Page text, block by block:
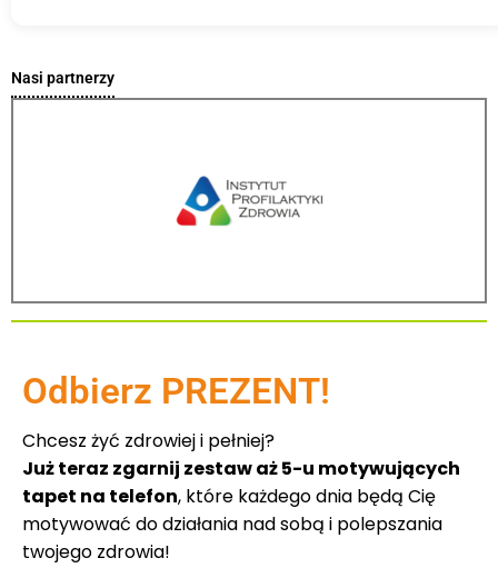
Nasi partnerzy
Odbierz PREZENT!
Chcesz żyć zdrowiej i pełniej?
Już teraz zgarnij zestaw aż 5-u motywujących
tapet na telefon, które każdego dnia będą Cię
motywować do działania nad sobą i polepszania
twojego zdrowia!